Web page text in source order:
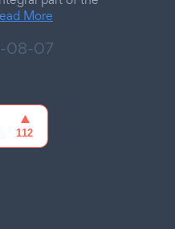
More
08-07